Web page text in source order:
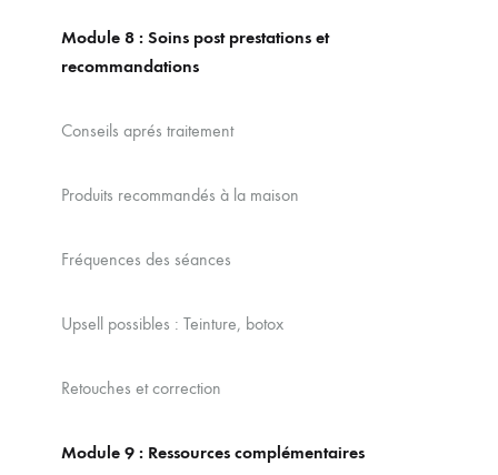
Module 8 : Soins post prestations et
recommandations
Conseils aprés traitement
Produits recommandés à la maison
Fréquences des séances
Upsell possibles : Teinture, botox
Retouches et correction
Module 9 : Ressources complémentaires